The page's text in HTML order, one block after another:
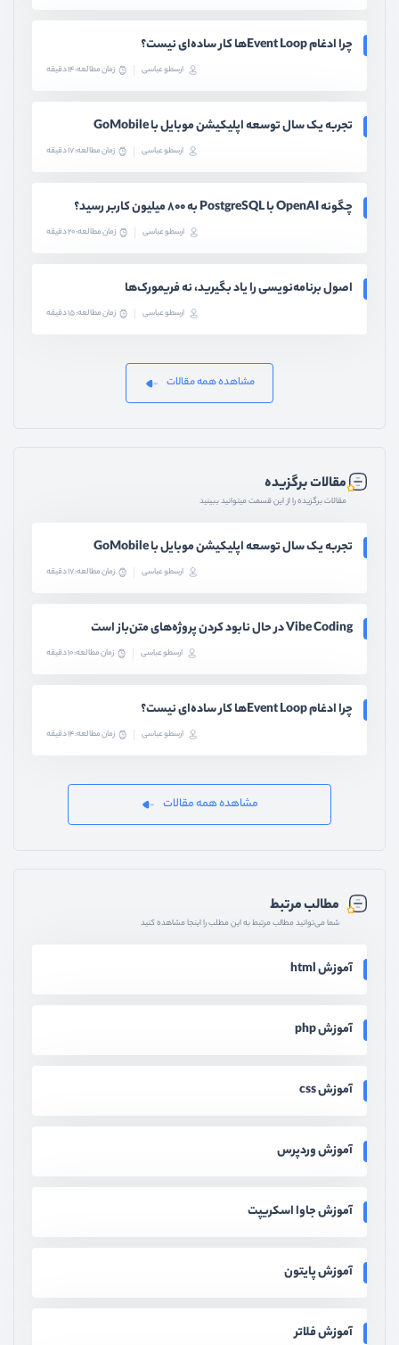
چرا ادغام Event Loopها کار ساده‌ای نیست؟
ارسطو عباسی زمان مطالعه: 14 دقیقه
تجربه یک سال توسعه اپلیکیشن موبایل با GoMobile
ارسطو عباسی زمان مطالعه: 17 دقیقه
چگونه OpenAI با PostgreSQL به ۸۰۰ میلیون کاربر رسید؟
ارسطو عباسی زمان مطالعه: 20 دقیقه
اصول برنامه‌نویسی را یاد بگیرید، نه فریمورک‌ها
ارسطو عباسی زمان مطالعه: 15 دقیقه
مشاهده همه مقالات
مقالات برگزیده
مقالات برگزیده را از این قسمت میتوانید ببینید
تجربه یک سال توسعه اپلیکیشن موبایل با GoMobile
ارسطو عباسی زمان مطالعه: 17 دقیقه
Vibe Coding در حال نابود کردن پروژه‌های متن‌باز است
ارسطو عباسی زمان مطالعه: 10 دقیقه
چرا ادغام Event Loopها کار ساده‌ای نیست؟
ارسطو عباسی زمان مطالعه: 14 دقیقه
مشاهده همه مقالات
مطالب مرتبط
شما می‌توانید مطالب مرتبط به این مطلب را اینجا مشاهده کنید
آموزش html
آموزش php
آموزش css
آموزش وردپرس
آموزش جاوا اسکریپت
آموزش پایتون
آموزش فلاتر